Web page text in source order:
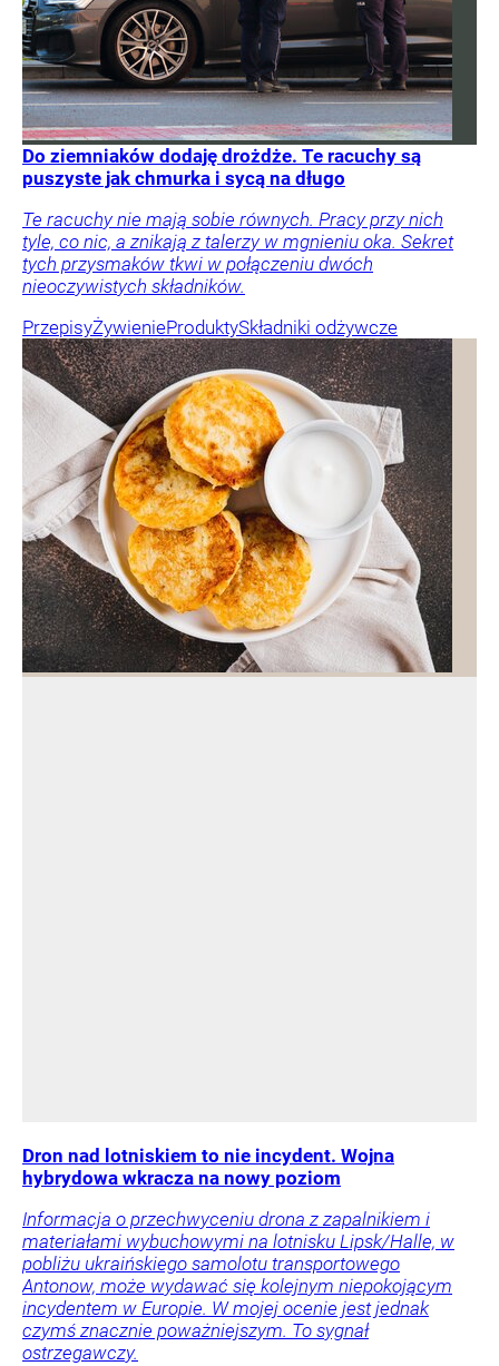
Do ziemniaków dodaję drożdże. Te racuchy są
puszyste jak chmurka i sycą na długo
Te racuchy nie mają sobie równych. Pracy przy nich
tyle, co nic, a znikają z talerzy w mgnieniu oka. Sekret
tych przysmaków tkwi w połączeniu dwóch
nieoczywistych składników.
PrzepisyŻywienieProduktySkładniki odżywcze
Dron nad lotniskiem to nie incydent. Wojna
hybrydowa wkracza na nowy poziom
Informacja o przechwyceniu drona z zapalnikiem i
materiałami wybuchowymi na lotnisku Lipsk/Halle, w
pobliżu ukraińskiego samolotu transportowego
Antonow, może wydawać się kolejnym niepokojącym
incydentem w Europie. W mojej ocenie jest jednak
czymś znacznie poważniejszym. To sygnał
ostrzegawczy.